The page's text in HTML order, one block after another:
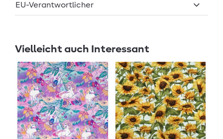
EU-Verantwortlicher
Vielleicht auch Interessant